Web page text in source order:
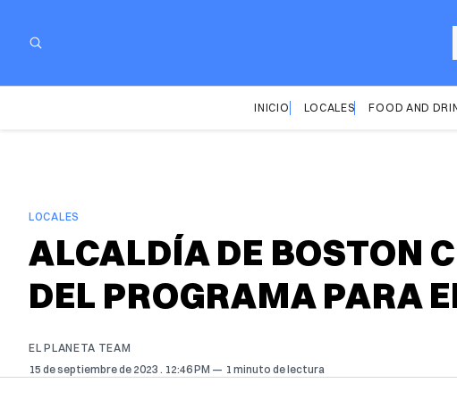
INICIO LOCALES FOOD AND
LOCALES
ALCALDÍA DE BOSTON
DEL PROGRAMA PARA
EL PLANETA TEAM
15 de septiembre de 2023 . 12:46 PM 1 minuto de lectura